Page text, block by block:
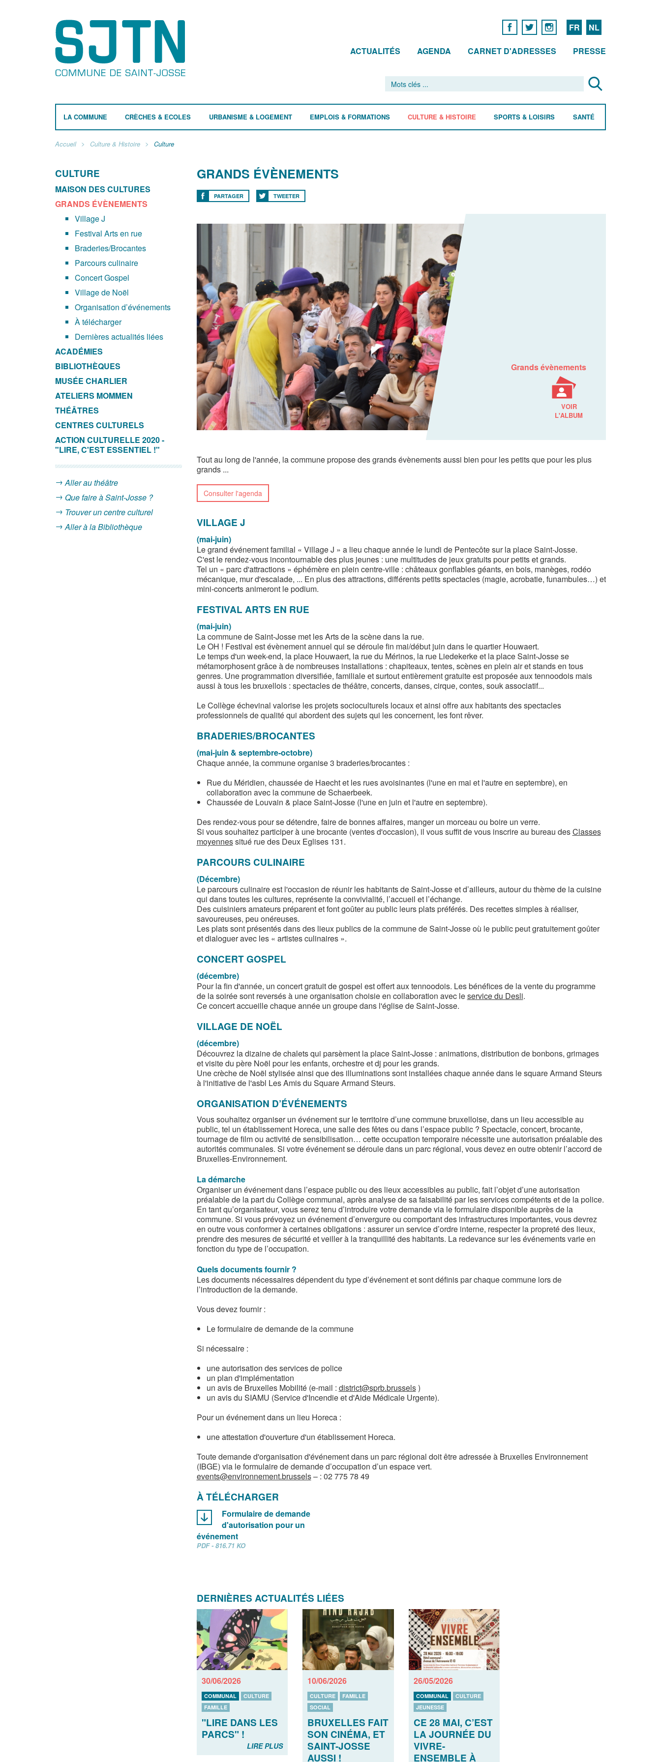
FR NL
ACTUALITÉS AGENDA CARNET D'ADRESSES PRESSE
LA COMMUNE CRÈCHES & ECOLES URBANISME & LOGEMENT EMPLOIS & FORMATIONS CULTURE & HISTOIRE SPORTS & LOISIRS SANTÉ
Accueil Culture & Histoire Culture
CULTURE
MAISON DES CULTURES
GRANDS ÉVÈNEMENTS
Village J
Festival Arts en rue
Braderies/Brocantes
Parcours culinaire
Concert Gospel
Village de Noël
Organisation d’événements
À télécharger
Dernières actualités liées
ACADÉMIES
BIBLIOTHÈQUES
MUSÉE CHARLIER
ATELIERS MOMMEN
THÉÂTRES
CENTRES CULTURELS
ACTION CULTURELLE 2020 -
"LIRE, C'EST ESSENTIEL !"
Aller au théâtre
Que faire à Saint-Josse ?
Trouver un centre culturel
Aller à la Bibliothèque
GRANDS ÉVÈNEMENTS
PARTAGER TWEETER
Grands évènements
VOIR
L'ALBUM
Tout au long de l'année, la commune propose des grands évènements aussi bien pour les petits que pour les plus
grands ...
Consulter l'agenda
VILLAGE J
(mai-juin)
Le grand événement familial « Village J » a lieu chaque année le lundi de Pentecôte sur la place Saint-Josse.
C'est le rendez-vous incontournable des plus jeunes : une multitudes de jeux gratuits pour petits et grands.
Tel un « parc d'attractions » éphémère en plein centre-ville : châteaux gonflables géants, en bois, manèges, rodéo
mécanique, mur d'escalade, ... En plus des attractions, différents petits spectacles (magie, acrobatie, funambules…) et
mini-concerts animeront le podium.
FESTIVAL ARTS EN RUE
(mai-juin)
La commune de Saint-Josse met les Arts de la scène dans la rue.
Le OH ! Festival est évènement annuel qui se déroule fin mai/début juin dans le quartier Houwaert.
Le temps d'un week-end, la place Houwaert, la rue du Mérinos, la rue Liedekerke et la place Saint-Josse se
métamorphosent grâce à de nombreuses installations : chapiteaux, tentes, scènes en plein air et stands en tous
genres. Une programmation diversifiée, familiale et surtout entièrement gratuite est proposée aux tennoodois mais
aussi à tous les bruxellois : spectacles de théâtre, concerts, danses, cirque, contes, souk associatif...
Le Collège échevinal valorise les projets socioculturels locaux et ainsi offre aux habitants des spectacles
professionnels de qualité qui abordent des sujets qui les concernent, les font rêver.
BRADERIES/BROCANTES
(mai-juin & septembre-octobre)
Chaque année, la commune organise 3 braderies/brocantes :
Rue du Méridien, chaussée de Haecht et les rues avoisinantes (l'une en mai et l'autre en septembre), en
collaboration avec la commune de Schaerbeek.
Chaussée de Louvain & place Saint-Josse (l'une en juin et l'autre en septembre).
Des rendez-vous pour se détendre, faire de bonnes affaires, manger un morceau ou boire un verre.
Si vous souhaitez participer à une brocante (ventes d'occasion), il vous suffit de vous inscrire au bureau desClasses
moyennessitué rue des Deux Eglises 131.
PARCOURS CULINAIRE
(Décembre)
Le parcours culinaire est l'occasion de réunir les habitants de Saint-Josse et d’ailleurs, autour du thème de la cuisine
qui dans toutes les cultures, représente la convivialité, l’accueil et l’échange.
Des cuisiniers amateurs préparent et font goûter au public leurs plats préférés. Des recettes simples à réaliser,
savoureuses, peu onéreuses.
Les plats sont présentés dans des lieux publics de la commune de Saint-Josse où le public peut gratuitement goûter
et dialoguer avec les « artistes culinaires ».
CONCERT GOSPEL
(décembre)
Pour la fin d'année, un concert gratuit de gospel est offert aux tennoodois. Les bénéfices de la vente du programme
de la soirée sont reversés à une organisation choisie en collaboration avec leservice du Desli.
Ce concert accueille chaque année un groupe dans l'église de Saint-Josse.
VILLAGE DE NOËL
(décembre)
Découvrez la dizaine de chalets qui parsèment la place Saint-Josse : animations, distribution de bonbons, grimages
et visite du père Noël pour les enfants, orchestre et dj pour les grands.
Une crèche de Noël stylisée ainsi que des illuminations sont installées chaque année dans le square Armand Steurs
à l'initiative de l'asbl Les Amis du Square Armand Steurs.
ORGANISATION D’ÉVÉNEMENTS
Vous souhaitez organiser un événement sur le territoire d’une commune bruxelloise, dans un lieu accessible au
public, tel un établissement Horeca, une salle des fêtes ou dans l’espace public ? Spectacle, concert, brocante,
tournage de film ou activité de sensibilisation… cette occupation temporaire nécessite une autorisation préalable des
autorités communales. Si votre événement se déroule dans un parc régional, vous devez en outre obtenir l’accord de
Bruxelles-Environnement.
La démarche
Organiser un événement dans l’espace public ou des lieux accessibles au public, fait l’objet d’une autorisation
préalable de la part du Collège communal, après analyse de sa faisabilité par les services compétents et de la police.
En tant qu’organisateur, vous serez tenu d’introduire votre demande via le formulaire disponible auprès de la
commune. Si vous prévoyez un événement d’envergure ou comportant des infrastructures importantes, vous devrez
en outre vous conformer à certaines obligations : assurer un service d’ordre interne, respecter la propreté des lieux,
prendre des mesures de sécurité et veiller à la tranquillité des habitants. La redevance sur les événements varie en
fonction du type de l’occupation.
Quels documents fournir ?
Les documents nécessaires dépendent du type d’événement et sont définis par chaque commune lors de
l’introduction de la demande.
Vous devez fournir :
Le formulaire de demande de la commune
Si nécessaire :
une autorisation des services de police
un plan d'implémentation
un avis de Bruxelles Mobilité (e-mail : district@sprb.brussels)
un avis du SIAMU (Service d'Incendie et d'Aide Médicale Urgente).
Pour un événement dans un lieu Horeca :
une attestation d'ouverture d'un établissement Horeca.
Toute demande d'organisation d'événement dans un parc régional doit être adressée à Bruxelles Environnement
(IBGE) via le formulaire de demande d’occupation d’un espace vert.
events@environnement.brussels– : 02 775 78 49
À TÉLÉCHARGER
Formulaire de demande
d'autorisation pour un
événement
PDF - 816.71 KO
DERNIÈRES ACTUALITÉS LIÉES
30/06/2026
COMMUNAL
CULTURE
FAMILLE
"LIRE DANS LES
PARCS" !
LIRE PLUS
10/06/2026
CULTURE
FAMILLE
SOCIAL
BRUXELLES FAIT
SON CINÉMA, ET
SAINT-JOSSE
AUSSI !
26/05/2026
COMMUNAL
CULTURE
JEUNESSE
CE 28 MAI, C’EST
LA JOURNÉE DU
VIVRE-
ENSEMBLE À